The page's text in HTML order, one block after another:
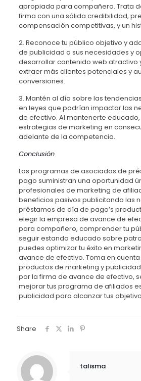
apropiada para compañero. Trata
firma con una sólida credibilidad,
compensación competitivas, y un
2. Reconoce tu público objetivo y
de publicidad a sus necesidades y
desarrollar contenido web atractivo
extraer más clientes potenciales y
conversiones.
3. Mantén al día sobre las
en leyes que podrían impactar las
de efectivo. Al mantenerte
estrategias de marketing en
adelante de la competencia.
Conclusión
Los programas de asociados de
pago suministran una oportunidad
profesionales de marketing de
beneficios pasivos publicitando las
préstamos de día de pago’s
elegir la empresa de avance de
para compañero, comprender tu
seguir estando educado sobre
puedes optimizar tu éxito en
avance de efectivo. Toma en
productos de marketing y
por la firma de avance de efectivo,
mejorar tus programa de afiliados
publicidad para alcanzar tus
Share
talisma